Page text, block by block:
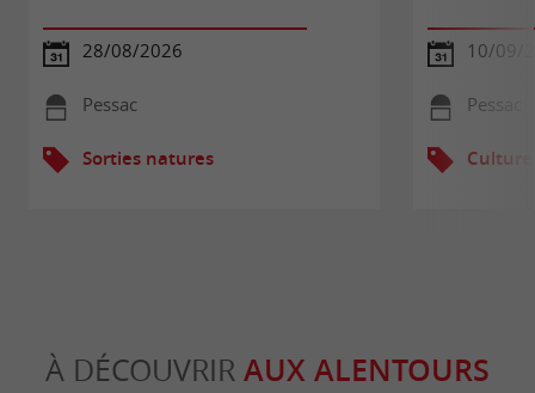
28/08/2026
Pessac
Sorties natures
10/09/
Pessac
Culture
À DÉCOUVRIR AUX ALENTOURS